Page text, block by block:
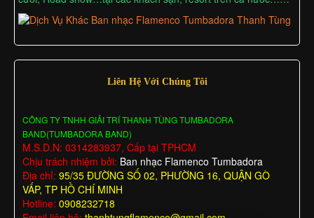
Liên Hệ Với Chúng Tôi
CÔNG TY TNHH GIẢI TRÍ THANH TÙNG TUMBADORA
BAND(TUMBADORA BAND)
M.S.D.N: 0314283937, Cấp tại TPHCM
Chịu trách nhiệm bởi: Ban nhạc Flamenco Tumbadora
Địa chỉ: 95/35 ĐƯỜNG SỐ 02, PHƯỜNG 16, QUẬN GÒ
VẤP, TP HỒ CHÍ MINH
Hotline: 0908232718